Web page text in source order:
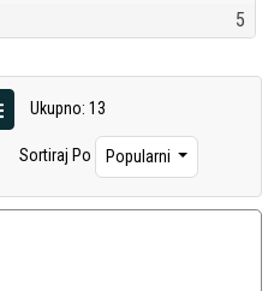
5
Ukupno: 13
Sortiraj Po Popularni